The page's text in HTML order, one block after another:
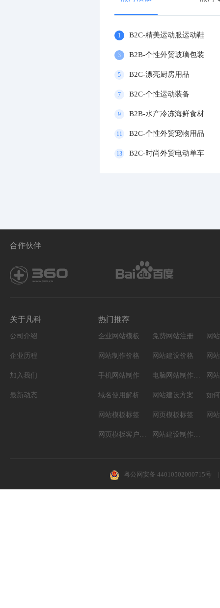
1 B2C-精美运动服运动鞋
3 B2B-个性外贸玻璃包装
5 B2C-漂亮厨房用品
7 B2C-个性运动装备
9 B2B-水产冷冻海鲜食材
11 B2C-个性外贸宠物用品
13 B2C-时尚外贸电动单车
合作伙伴
关于凡科
公司介绍
企业历程
加入我们
最新动态
热门推荐
企业网站模板 免费网站注册 网
网站制作价格 网站建设价格 网
手机网站制作 电脑网站制作设计 网
域名使用解析 网站建设方案 如
网站模板标签 网页模板标签
网页模板客户案例 网站建设制作知识
粤公网安备 44010502000715号 |